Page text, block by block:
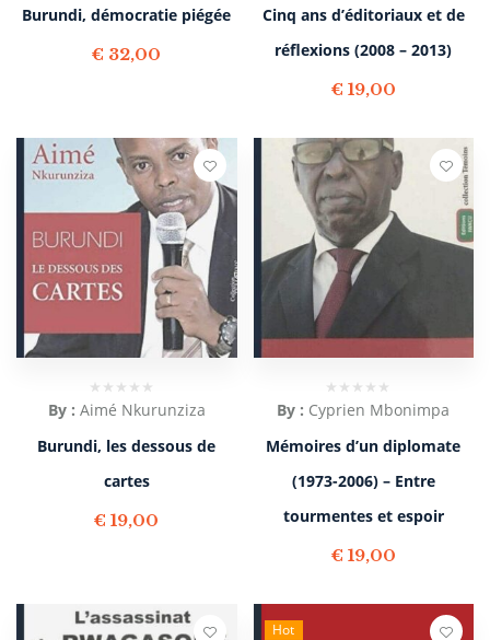
Burundi, démocratie piégée
€ 32,00
Cinq ans d’éditoriaux et de
réflexions (2008 – 2013)
€ 19,00
By : Aimé Nkurunziza
Burundi, les dessous de
cartes
€ 19,00
By : Cyprien Mbonimpa
Mémoires d’un diplomate
(1973-2006) – Entre
tourmentes et espoir
€ 19,00
Hot